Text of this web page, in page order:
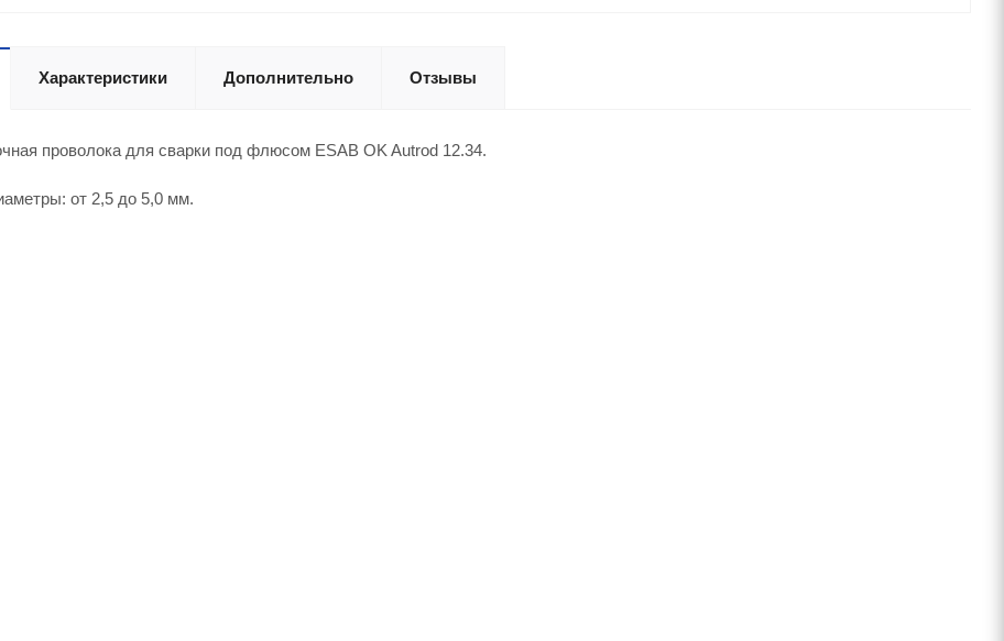
Характеристики Дополнительно Отзывы
проволока для сварки под флюсом ESAB OK Autrod 12.34.
от 2,5 до 5,0 мм.